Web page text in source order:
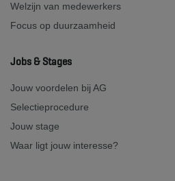
Welzijn van medewerkers
Focus op duurzaamheid
Jobs & Stages
Jouw voordelen bij AG
Selectieprocedure
Jouw stage
Waar ligt jouw interesse?